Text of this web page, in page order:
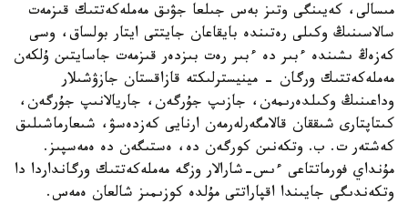
مىسالى، كەيىنگى وتىز بەس جىلعا جۋىق مەملەكەتتىك قىزمەت
سالاسىنىڭ وكىلى رەتىندە بايقاعان جايتتى ايتار بولساق، وسى
كەزەڭ ىشىندە ءبىر دە ءبىر رەت بىزدەر قىزمەت جاسايتىن ۇلكەن
مەملەكەتتىك ورگان - مينيسترلىكتە قازاقستان جازۋشىلار
وداعىنىڭ وكىلدەرىمەن، جازىپ جۇرگەن، جاريالانىپ جۇرگەن،
كىتاپتارى شىققان قالامگەرلەرمەن ارنايى كەزدەسۋ، شىعارماشىلىق
كەشتەر ت. ب. وتكەنىن كورگەن دە، ەستىگەن دە ەمەسپىز.
مۇنداي فورماتتاعى ءىس-شارالار وزگە مەملەكەتتىك ورگانداردا دا
وتكەندىگى جايىندا اقپاراتتى مۇلدە كوزىمىز شالعان ەمەس.